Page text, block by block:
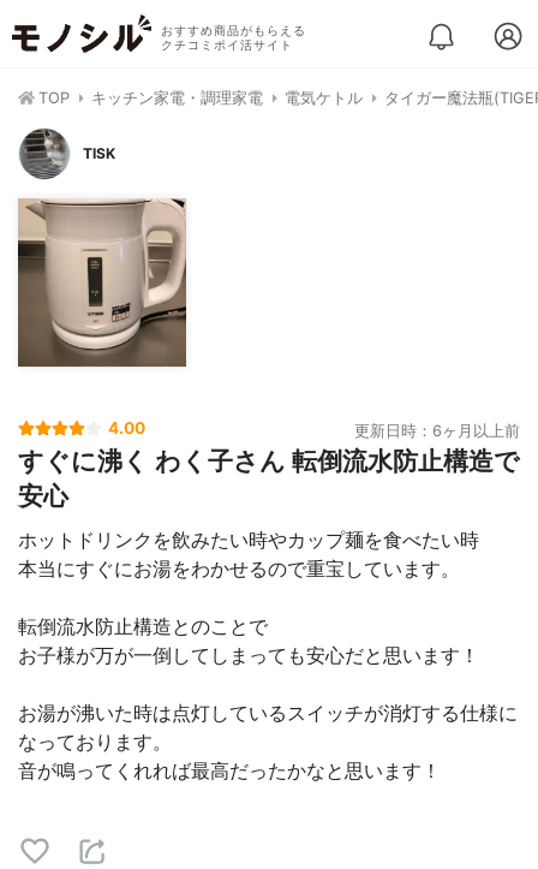
おすすめ商品がもらえる
クチコミポイ活サイト
TOP キッチン家電・調理家電 電気ケトル タイガー魔法瓶
TISK
4.00 更新日時：6ヶ月以上前
すぐに沸く わく子さん 転倒流水防止構造で
安心
ホットドリンクを飲みたい時やカップ麺を食べたい時
本当にすぐにお湯をわかせるので重宝しています。
転倒流水防止構造とのことで
お子様が万が一倒してしまっても安心だと思います！
お湯が沸いた時は点灯しているスイッチが消灯する仕様に
なっております。
音が鳴ってくれれば最高だったかなと思います！